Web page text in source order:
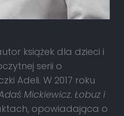
książek dla dzieci i
serii o
Adeli. W 2017 roku
Mickiewicz. Łobuz i
opowiadająca o